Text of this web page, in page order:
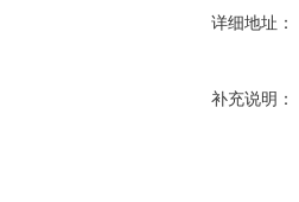
详细地址：
补充说明：